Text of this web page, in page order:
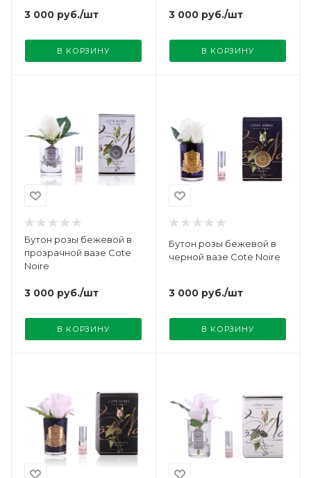
3 000 руб./шт
В КОРЗИНУ
3 000 руб./шт
В КОРЗИНУ
Бутон розы бежевой в
прозрачной вазе Cote
Noire
3 000 руб./шт
В КОРЗИНУ
Бутон розы бежевой в
черной вазе Cote Noire
3 000 руб./шт
В КОРЗИНУ